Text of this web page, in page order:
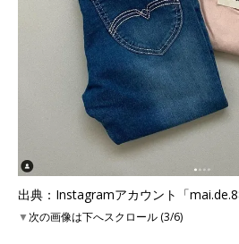
出典：Instagramアカウント「
▼次の画像は下へスクロール (3/6)